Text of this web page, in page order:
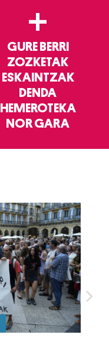
+
GURE BERRI
ZOZKETAK
ESKAINTZAK
DENDA
HEMEROTEKA
NOR GARA